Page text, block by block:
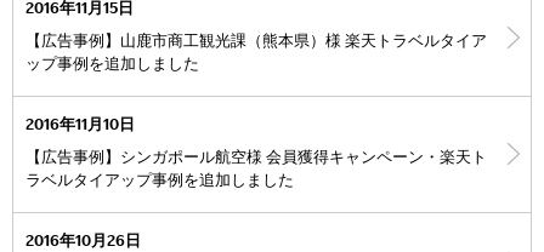
2016年11月15日
【広告事例】山鹿市商工観光課（熊本県）様 楽天トラベルタイア
ップ事例を追加しました
2016年11月10日
【広告事例】シンガポール航空様 会員獲得キャンペーン・楽天ト
ラベルタイアップ事例を追加しました
2016年10月26日